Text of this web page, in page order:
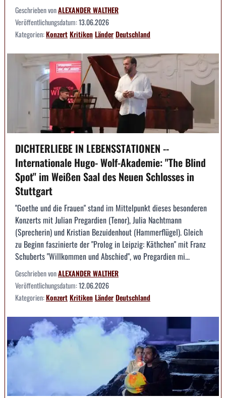
Geschrieben vonALEXANDER WALTHER
Veröffentlichungsdatum:13.06.2026
Kategorien:KonzertKritikenLänderDeutschland
DICHTERLIEBE IN LEBENSSTATIONEN --
Internationale Hugo- Wolf-Akademie: "The Blind
Spot" im Weißen Saal des Neuen Schlosses in
Stuttgart
"Goethe und die Frauen" stand im Mittelpunkt dieses besonderen
Konzerts mit Julian Pregardien (Tenor), Julia Nachtmann
(Sprecherin) und Kristian Bezuidenhout (Hammerflügel). Gleich
zu Beginn faszinierte der "Prolog in Leipzig: Käthchen" mit Franz
Schuberts "Willkommen und Abschied", wo Pregardien mi...
Geschrieben vonALEXANDER WALTHER
Veröffentlichungsdatum:12.06.2026
Kategorien:KonzertKritikenLänderDeutschland